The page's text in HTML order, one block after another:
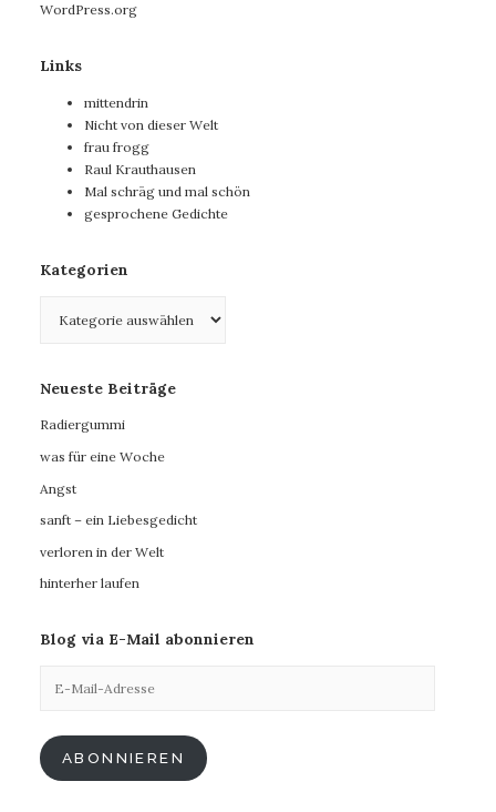
WordPress.org
Links
mittendrin
Nicht von dieser Welt
frau frogg
Raul Krauthausen
Mal schräg und mal schön
gesprochene Gedichte
Kategorien
Neueste Beiträge
Radiergummi
was für eine Woche
Angst
sanft – ein Liebesgedicht
verloren in der Welt
hinterher laufen
Blog via E-Mail abonnieren
Mail-
ABONNIEREN